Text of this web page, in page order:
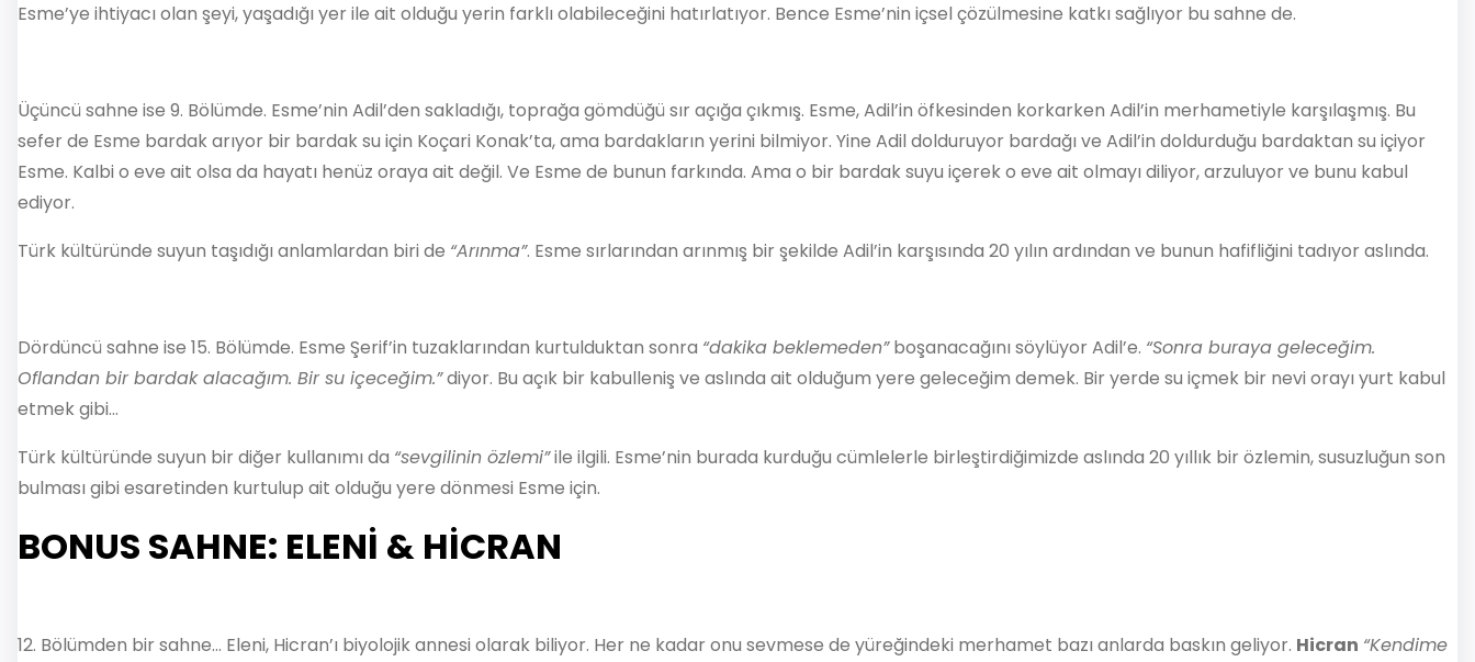
Esme’ye ihtiyacı olan şeyi, yaşadığı yer ile ait olduğu yerin farklı olabileceğini hatırlatıyor. Bence Esme’nin içsel çözülmesine katkı sağlıyor bu sahne de.
Üçüncü sahne ise 9. Bölümde. Esme’nin Adil’den sakladığı, toprağa gömdüğü sır açığa çıkmış. Esme, Adil’in öfkesinden korkarken Adil’in merhametiyle karşılaşmış. Bu
sefer de Esme bardak arıyor bir bardak su için Koçari Konak’ta, ama bardakların yerini bilmiyor. Yine Adil dolduruyor bardağı ve Adil’in doldurduğu bardaktan su içiyor
Esme. Kalbi o eve ait olsa da hayatı henüz oraya ait değil. Ve Esme de bunun farkında. Ama o bir bardak suyu içerek o eve ait olmayı diliyor, arzuluyor ve bunu kabul
ediyor.
Türk kültüründe suyun taşıdığı anlamlardan biri de “Arınma”. Esme sırlarından arınmış bir şekilde Adil’in karşısında 20 yılın ardından ve bunun hafifliğini tadıyor aslında.
Dördüncü sahne ise 15. Bölümde. Esme Şerif’in tuzaklarından kurtulduktan sonra “dakika beklemeden”boşanacağını söylüyor Adil’e. “Sonra buraya geleceğim.
Oflandan bir bardak alacağım. Bir su içeceğim.”diyor. Bu açık bir kabulleniş ve aslında ait olduğum yere geleceğim demek. Bir yerde su içmek bir nevi orayı yurt kabul
etmek gibi…
Türk kültüründe suyun bir diğer kullanımı da “sevgilinin özlemi”ile ilgili. Esme’nin burada kurduğu cümlelerle birleştirdiğimizde aslında 20 yıllık bir özlemin, susuzluğun son
bulması gibi esaretinden kurtulup ait olduğu yere dönmesi Esme için.
BONUS SAHNE: ELENİ & HİCRAN
12. Bölümden bir sahne… Eleni, Hicran’ı biyolojik annesi olarak biliyor. Her ne kadar onu sevmese de yüreğindeki merhamet bazı anlarda baskın geliyor. Hicran “Kendime